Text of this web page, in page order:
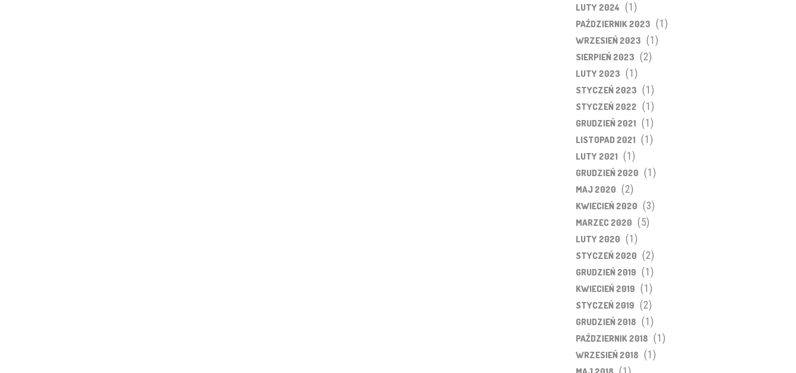
LUTY 2024 (1)
PAŹDZIERNIK 2023 (1)
WRZESIEŃ 2023 (1)
SIERPIEŃ 2023 (2)
LUTY 2023 (1)
STYCZEŃ 2023 (1)
STYCZEŃ 2022 (1)
GRUDZIEŃ 2021 (1)
LISTOPAD 2021 (1)
LUTY 2021 (1)
GRUDZIEŃ 2020 (1)
MAJ 2020 (2)
KWIECIEŃ 2020 (3)
MARZEC 2020 (5)
LUTY 2020 (1)
STYCZEŃ 2020 (2)
GRUDZIEŃ 2019 (1)
KWIECIEŃ 2019 (1)
STYCZEŃ 2019 (2)
GRUDZIEŃ 2018 (1)
PAŹDZIERNIK 2018 (1)
WRZESIEŃ 2018 (1)